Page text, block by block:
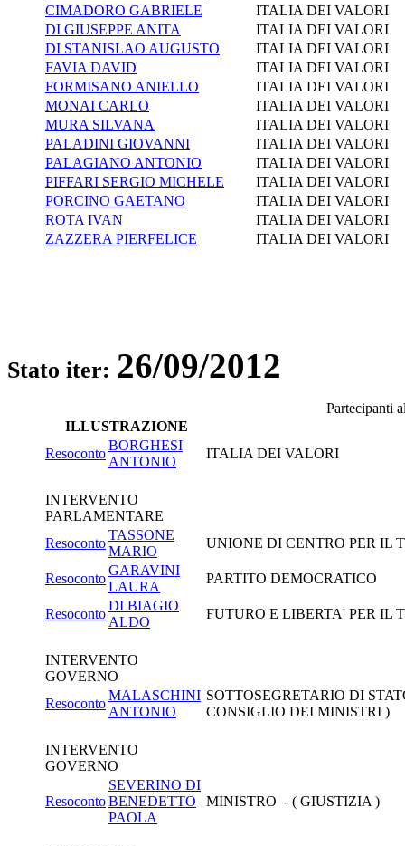
CIMADORO GABRIELE
ITALIA DEI VALORI
DI GIUSEPPE ANITA
ITALIA DEI VALORI
DI STANISLAO AUGUSTO
ITALIA DEI VALORI
FAVIA DAVID
ITALIA DEI VALORI
FORMISANO ANIELLO
ITALIA DEI VALORI
MONAI CARLO
ITALIA DEI VALORI
MURA SILVANA
ITALIA DEI VALORI
PALADINI GIOVANNI
ITALIA DEI VALORI
PALAGIANO ANTONIO
ITALIA DEI VALORI
PIFFARI SERGIO MICHELE
ITALIA DEI VALORI
PORCINO GAETANO
ITALIA DEI VALORI
ROTA IVAN
ITALIA DEI VALORI
ZAZZERA PIERFELICE
ITALIA DEI VALORI
Stato iter: 26/09/2012
Partecipanti
ILLUSTRAZIONE
Resoconto
BORGHESI
ANTONIO
ITALIA DEI VALORI
INTERVENTO
PARLAMENTARE
Resoconto
TASSONE
MARIO
UNIONE DI CENTRO PER IL
Resoconto
GARAVINI
LAURA
PARTITO DEMOCRATICO
Resoconto
DI BIAGIO
ALDO
FUTURO E LIBERTA' PER IL
INTERVENTO
GOVERNO
Resoconto
MALASCHINI
ANTONIO
SOTTOSEGRETARIO DI
CONSIGLIO DEI MINISTRI )
INTERVENTO
GOVERNO
Resoconto
SEVERINO DI
BENEDETTO
PAOLA
MINISTRO - ( GIUSTIZIA )